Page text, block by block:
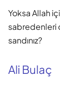
Yoksa Allah
sabredenleri
sandınız?
Ali Bulaç